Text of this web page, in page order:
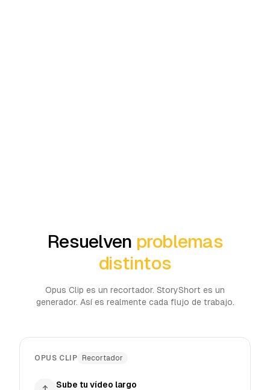
Resuelven problemas
distintos
Opus Clip es un recortador. StoryShort es un
generador. Así es realmente cada flujo de trabajo.
OPUS CLIP Recortador
Sube tu vídeo largo